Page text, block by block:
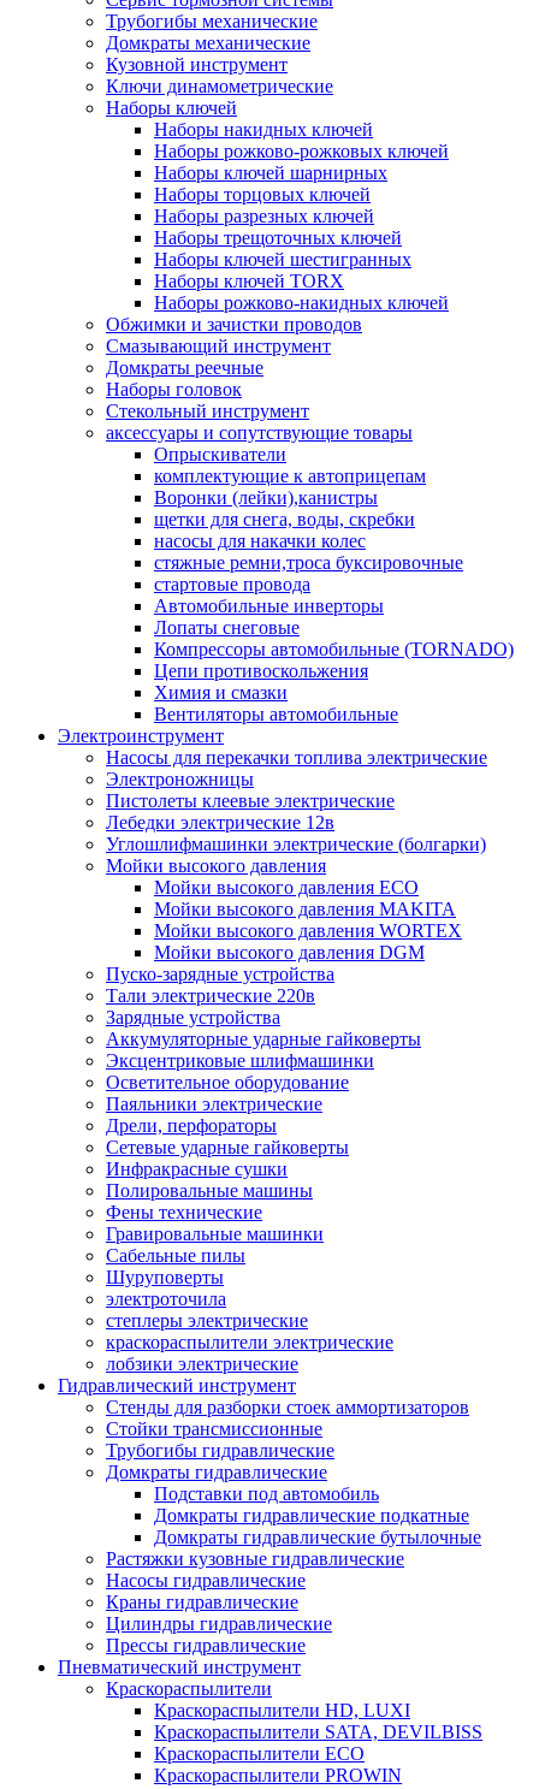
Трубогибы механические
Домкраты механические
Кузовной инструмент
Ключи динамометрические
Наборы ключей
Наборы накидных ключей
Наборы рожково-рожковых ключей
Наборы ключей шарнирных
Наборы торцовых ключей
Наборы разрезных ключей
Наборы трещоточных ключей
Наборы ключей шестигранных
Наборы ключей TORX
Наборы рожково-накидных ключей
Обжимки и зачистки проводов
Смазывающий инструмент
Домкраты реечные
Наборы головок
Стекольный инструмент
аксессуары и сопутствующие товары
Опрыскиватели
комплектующие к автоприцепам
Воронки (лейки),канистры
щетки для снега, воды, скребки
насосы для накачки колес
стяжные ремни,троса буксировочные
стартовые провода
Автомобильные инверторы
Лопаты снеговые
Компрессоры автомобильные (TORNADO)
Цепи противоскольжения
Химия и смазки
Вентиляторы автомобильные
Электроинструмент
Насосы для перекачки топлива электрические
Электроножницы
Пистолеты клеевые электрические
Лебедки электрические 12в
Углошлифмашинки электрические (болгарки)
Мойки высокого давления
Мойки высокого давления ECO
Мойки высокого давления MAKITA
Мойки высокого давления WORTEX
Мойки высокого давления DGM
Пуско-зарядные устройства
Тали электрические 220в
Зарядные устройства
Аккумуляторные ударные гайковерты
Эксцентриковые шлифмашинки
Осветительное оборудование
Паяльники электрические
Дрели, перфораторы
Сетевые ударные гайковерты
Инфракрасные сушки
Полировальные машины
Фены технические
Гравировальные машинки
Сабельные пилы
Шуруповерты
электроточила
степлеры электрические
краскораспылители электрические
лобзики электрические
Гидравлический инструмент
Стенды для разборки стоек аммортизаторов
Стойки трансмиссионные
Трубогибы гидравлические
Домкраты гидравлические
Подставки под автомобиль
Домкраты гидравлические подкатные
Домкраты гидравлические бутылочные
Растяжки кузовные гидравлические
Насосы гидравлические
Краны гидравлические
Цилиндры гидравлические
Прессы гидравлические
Пневматический инструмент
Краскораспылители
Краскораспылители HD, LUXI
Краскораспылители SATA, DEVILBISS
Краскораспылители ECO
Краскораспылители PROWIN